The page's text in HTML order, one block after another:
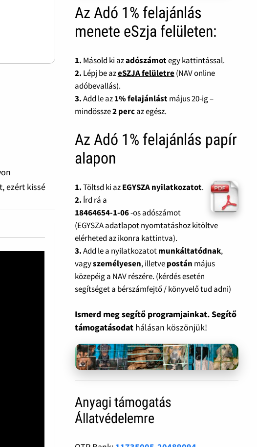
ezért kissé
Az Adó 1% felajánlás
menete eSzja felületen:
1. Másold ki azadószámotegy kattintással.
2. Lépj be azeSZJA felületre(NAV online
adóbevallás).
3.Add le az1% felajánlástmájus 20-ig –
mindössze2 percaz egész.
Az Adó 1% felajánlás papír
alapon
1.Töltsd ki azEGYSZA nyilatkozatot.
2. Írd rá a
18464654-1-06-os adószámot
(EGYSZA adatlapot nyomtatáshoz kitöltve
elérheted az ikonra kattintva).
3.Add le a nyilatkozatotmunkáltatódnak,
vagyszemélyesen, illetvepostán május
közepéig a NAV részére. (kérdés esetén
segítséget a bérszámfejtő / könyvelő tud adni)
Ismerd meg segítő programjainkat. Segítő
támogatásodat hálásan köszönjük!
Anyagi támogatás
Állatvédelemre